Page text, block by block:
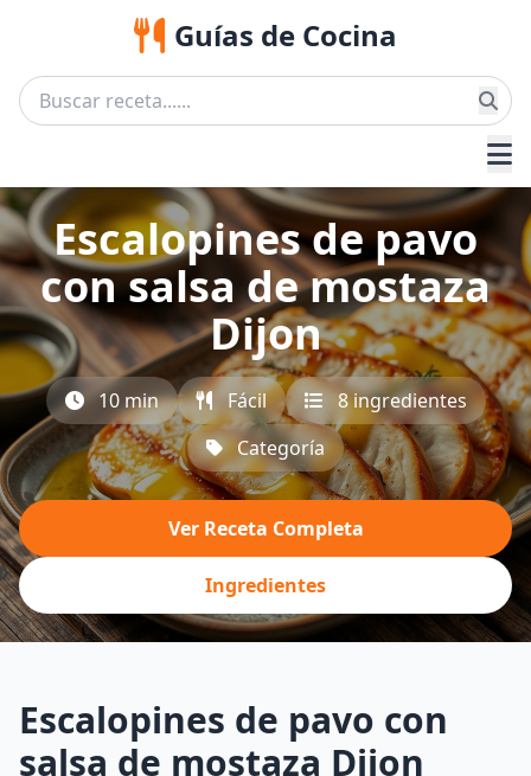
Guías de Cocina
Escalopines de pavo
con salsa de mostaza
Dijon
10 min Fácil
8 ingredientes
Categoría
Ver Receta Completa
Ingredientes
Escalopines de pavo con
salsa de mostaza Dijon